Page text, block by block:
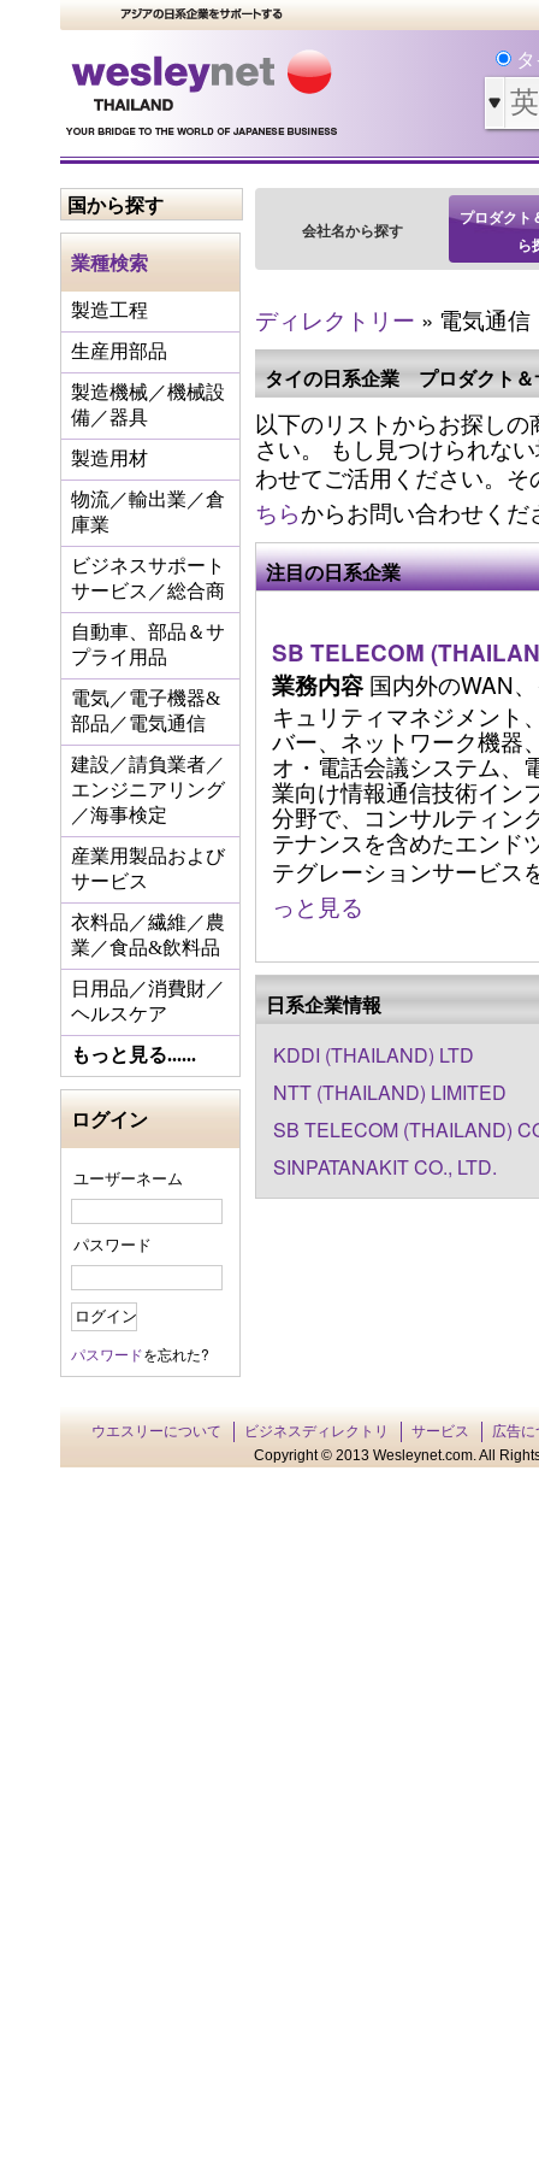
国から探す
業種検索
製造工程
生産用部品
製造機械／機械設
備／器具
製造用材
物流／輸出業／倉
庫業
ビジネスサポート
サービス／総合商
自動車、部品＆サ
プライ用品
電気／電子機器&
部品／電気通信
建設／請負業者／
エンジニアリング
／海事検定
産業用製品および
サービス
衣料品／繊維／農
業／食品&飲料品
日用品／消費財／
ヘルスケア
もっと見る......
ログイン
ユーザーネーム
パスワード
パスワードを忘れた?
会社名から探す
プロダクト
ら
ディレクトリー » 電気通信
タイの日系企業 プロダクト＆
以下のリストからお探し
さい。 もし見つけられな
わせてご活用ください。
ちらからお問い合わせくだ
注目の日系企業
SB TELECOM
業務内容 国内外のWAN
キュリティマネジメント
バー、ネットワーク機器
オ・電話会議システム、
業向け情報通信技術イン
分野で、コンサルティン
テナンスを含めたエンド
テグレーションサービス
っと見る
日系企業情報
KDDI (THAILAND) LTD
NTT (THAILAND) LIMITED
SB TELECOM (THAILAND)
SINPATANAKIT CO., LTD.
ウエスリーについて ビジネスディレクトリ サービス
広告に
Copyright © 2013 Wesleynet.com. All